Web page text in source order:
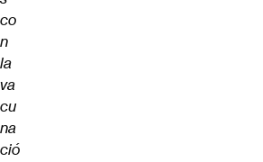
co
n
la
va
cu
na
ció